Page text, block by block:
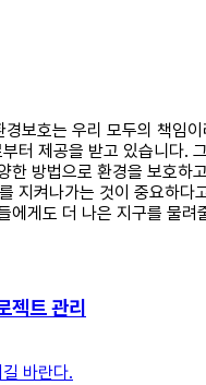
보호는 우리 모두의 책
터 제공을 받고 있습니다.
방법으로 환경을 보호
지켜나가는 것이 중요하
게도 더 나은 지구를 물려
젝트 관리
바란다.